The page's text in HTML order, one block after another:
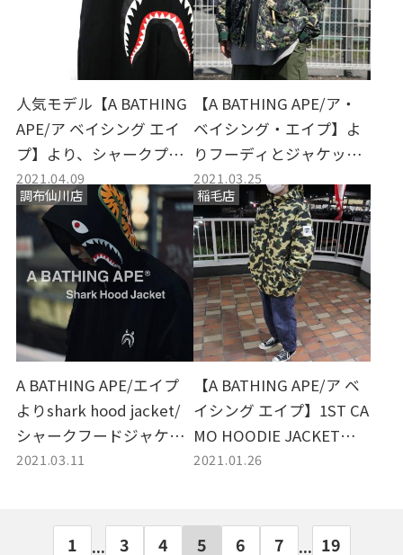
人気モデル【A BATHING
APE/ア ベイシング エイ
プ】より、シャークプリ
ントトラックパンツを買
取入荷致しました。
2021.04.09
【A BATHING APE/ア・
ベイシング・エイプ】よ
りフーディとジャケット
大量買取入荷しました。
2021.03.25
調布仙川店
A BATHING APE/エイプ
よりshark hood jacket/
シャークフードジャケッ
トを買取致しました。
2021.03.11
稲毛店
【A BATHING APE/ア ベ
イシング エイプ】1ST CA
MO HOODIE JACKETが入
荷いたしました。
2021.01.26
1 ... 3 4 5 6 7 ... 19